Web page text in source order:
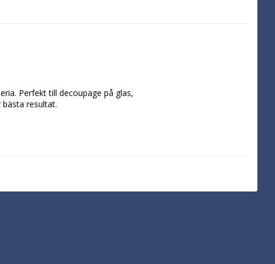
Perfekt till decoupage på glas,
resultat.